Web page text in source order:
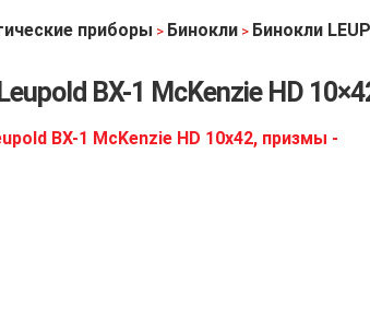
приборы > Бинокли > Бинокли
BX-1 McKenzie HD